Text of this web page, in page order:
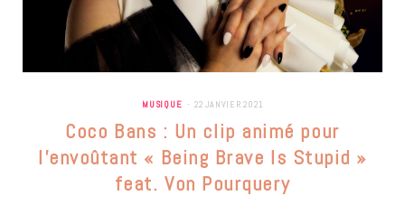
MUSIQUE 22 JANVIER 2021
Coco Bans : Un clip animé pour
l’envoûtant « Being Brave Is Stupid »
feat. Von Pourquery